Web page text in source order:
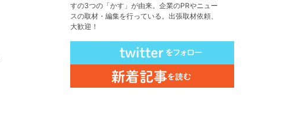
すの3つの「かす」が由来。企業のPRやニュー
スの取材・編集を行っている。出張取材依頼、
大歓迎！